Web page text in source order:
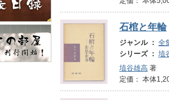
石棺と年輪
ジャンル ： 全
シリーズ ： 埴
埴谷雄高 著
定価： 本体